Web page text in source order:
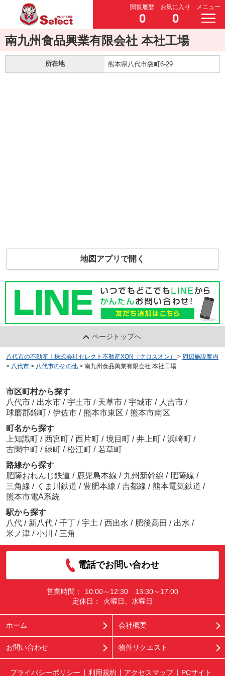
閲覧履歴
0
お気に入り
0
メニュー
南九州食品興業有限会社 本社工場
所在地 熊本県八代市袋町6-29
地図アプリで開く
ページトップへ
八代市の不動産｜株式会社セレクト不動産XON（クロスオン） > 周辺施設案内
> 八代市 > 八代市のその他 > 南九州食品興業有限会社 本社工場
市区町村から探す
八代市 / 出水市 / 宇土市 / 天草市 / 宇城市 / 人吉市 /
球磨郡錦町 / 伊佐市 / 熊本市東区 / 熊本市南区
町名から探す
上知識町 / 西宮町 / 西片町 / 境目町 / 井上町 / 浜崎町 /
古閑中町 / 緑町 / 松江町 / 若草町
路線から探す
肥薩おれんじ鉄道 / 鹿児島本線 / 九州新幹線 / 肥薩線 /
三角線 / くま川鉄道 / 豊肥本線 / 吉都線 / 熊本電気鉄道 /
熊本市電A系統
駅から探す
八代 / 新八代 / 千丁 / 宇土 / 西出水 / 肥後高田 / 出水 /
米ノ津 / 小川 / 三角
電話でお問い合わせ
営業時間：
10:00～12:30 13:30～17:00
定休日：
火曜日、水曜日
ホーム 会社概要
お問い合わせ 物件リクエスト
プライバシーポリシー 利用規約 アクセスマップ PCサイト